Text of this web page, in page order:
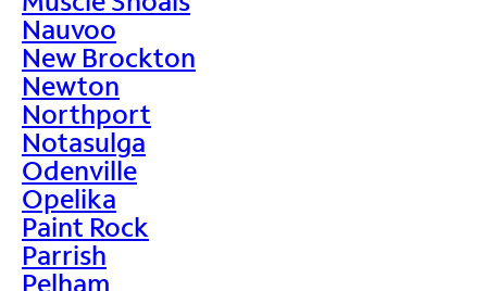
Nauvoo
New Brockton
Newton
Northport
Notasulga
Odenville
Opelika
Paint Rock
Parrish
Pelham